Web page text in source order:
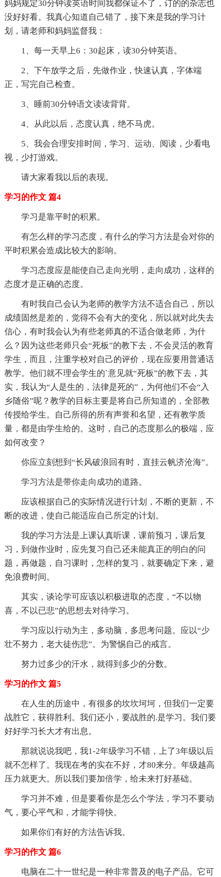
妈妈规定30分钟读英语时间我都保证不了，订的的杂志也
没好好看。我真心知道自己错了，接下来是我的学习计
划，请老师和妈妈监督我：
1、每一天早上6：30起床，读30分钟英语。
2、下午放学之后，先做作业，快速认真，字体端
正，写完自己检查。
3、睡前30分钟语文读读背背。
4、从此以后，态度认真，绝不马虎。
5、我会合理安排时间，学习、运动、阅读，少看电
视，少打游戏。
请大家看我以后的表现。
学习的作文 篇4
学习是靠平时的积累。
有怎么样的学习态度，有什么的学习方法是会对你的
平时积累会造成比较大的影响。
学习态度应是能使自己走向光明，走向成功，这样的
态度才是正确的态度。
有时我自己会认为老师的教学方法不适合自己，所以
成绩固然是差的，觉得不会有大的变化，所以就对此失去
信心，有时我会认为有些老师真的不适合做老师，为什
么？因为这些老师只会“死板”的教下去，不会灵活的教育
学生，而且，注重学校对自己的评价，现在应要用普通话
教学。他们就不理会学生的`意见就“死板”的教下去，其
实，我认为“人是生的，法律是死的”，为何他们不会“入
乡随俗”呢？教学的目标主要是将自己所知道的，全部教
传授给学生。自己所得的所有声誉和名望，还有教学质
量，都是由学生给的。这时，自己的态度那么的极端，应
如何改变？
你应立刻想到“长风破浪回有时，直挂云帆济沧海”。
学习方法是带你走向成功的道路。
应该根据自己的实际情况进行计划，不断的更新，不
断的改进，使自己能适应自己所定的计划。
我的学习方法是上课认真听课，课前预习，课后复
习，到做作业时，应先复习自己还未能真正的明白的问
题，再做题，自习课时，怎样的复习，就要确定下来，避
免浪费时间。
其实，谈论学可应该以积极进取的态度，“不以物
喜，不以已悲”的思想去对待学习。
学习应以行动为主，多动脑，多思考问题。应以“少
壮不努力，老大徒伤悲”。为警惕自己的戒言。
努力过多少的汗水，就得到多少的分数。
学习的作文 篇5
在人生的历途中，有很多的坎坎坷坷，但我们一定要
战胜它，获得胜利。我们还小，要战胜的.是学习。我们要
好好学习长大才有出息。
那就说说我吧，我1-2年级学习不错，上了3年级以后
就不怎样了。我现在考的实在不好，才80来分。年级越高
压力就更大。所以我们要加倍学，给未来打好基础。
学习并不难，但是要看你是怎么个学法，学习不要动
气，要心平气和，才能学得快。
如果你们有好的方法告诉我。
学习的作文 篇6
电脑在二十一世纪是一种非常普及的电子产品。它可